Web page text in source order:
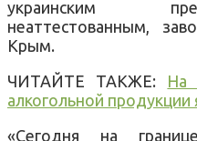
украинским
неаттестованным,
Крым.
ЧИТАЙТЕ ТАКЖЕ: На
алкогольной продукции
«Сегодня на